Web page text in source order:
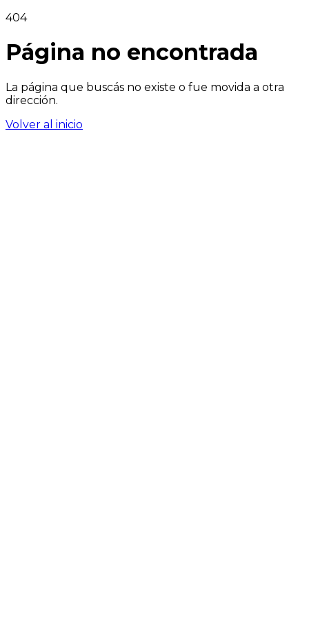
404
Página no encontrada
La página que buscás no existe o fue movida a otra
dirección.
Volver al inicio